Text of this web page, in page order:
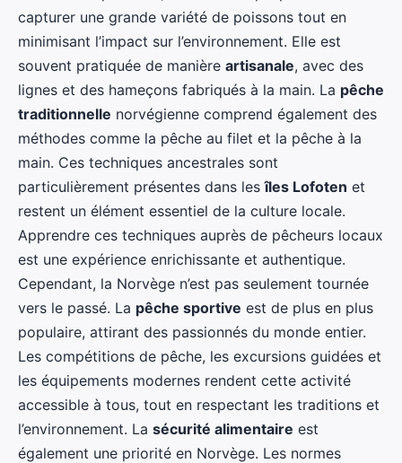
capturer une grande variété de poissons tout en
minimisant l’impact sur l’environnement. Elle est
souvent pratiquée de manière artisanale, avec des
lignes et des hameçons fabriqués à la main. La pêche
traditionnelle norvégienne comprend également des
méthodes comme la pêche au filet et la pêche à la
main. Ces techniques ancestrales sont
particulièrement présentes dans lesîles Lofoten et
restent un élément essentiel de la culture locale.
Apprendre ces techniques auprès de pêcheurs locaux
est une expérience enrichissante et authentique.
Cependant, la Norvège n’est pas seulement tournée
vers le passé. La pêche sportive est de plus en plus
populaire, attirant des passionnés du monde entier.
Les compétitions de pêche, les excursions guidées et
les équipements modernes rendent cette activité
accessible à tous, tout en respectant les traditions et
l’environnement. La sécurité alimentaire est
également une priorité en Norvège. Les normes